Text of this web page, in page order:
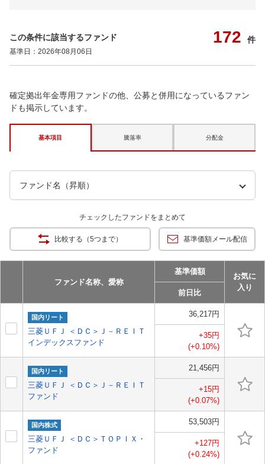
この条件に該当するファンド 172 件
基準日：2026年08月06日
確定拠出年金専用ファンドの他、公募と併用になっているファン
ドも掲示しています。
基本項目 騰落率 分配金
チェックしたファンドをまとめて
比較する（5つまで） 基準価額メール配信
ファンド名称、愛称
基準価額
お気に
入り
前日比
国内リート
三菱ＵＦＪ ＜ＤＣ＞Ｊ－ＲＥＩＴ
インデックスファンド
36,217円
+35円
(+0.10%)
国内リート
三菱ＵＦＪ ＜ＤＣ＞Ｊ－ＲＥＩＴ
ファンド
21,456円
+15円
(+0.07%)
国内株式
三菱ＵＦＪ ＜ＤＣ＞ＴＯＰＩＸ・
ファンド
53,503円
+127円
(+0.24%)